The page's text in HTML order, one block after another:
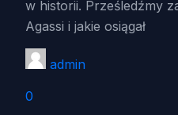
w historii. Prześledźmy
Agassi i jakie osiągał
admin
0